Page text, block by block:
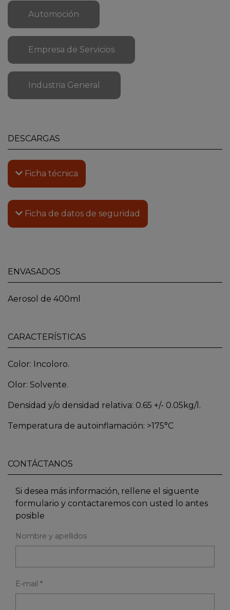
Automoción
Empresa de Servicios
Industria General
DESCARGAS
Ficha técnica
Ficha de datos de seguridad
ENVASADOS
Aerosol de 400ml
CARACTERÍSTICAS
Color: Incoloro.
Olor: Solvente.
Densidad y/o densidad relativa: 0.65 +/- 0.05kg/l.
Temperatura de autoinflamación: >175°C
CONTÁCTANOS
Si desea más información, rellene el siguente
formulario y contactaremos con usted lo antes
posible
Nombre y apellidos
E-mail *